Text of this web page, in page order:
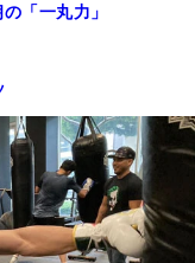
「一丸力」